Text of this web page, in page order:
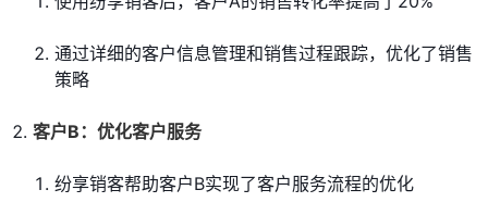
通过详细的客户信息管理和销售过程跟踪，优化了销售
策略
客户B：优化客户服务
纷享销客帮助客户B实现了客户服务流程的优化